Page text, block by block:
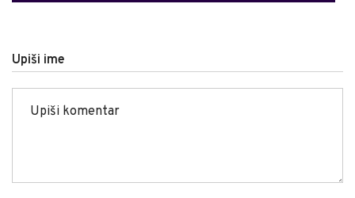
Upiši ime